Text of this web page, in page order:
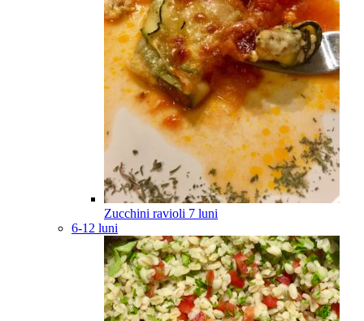
Zucchini ravioli 7 luni
6-12 luni